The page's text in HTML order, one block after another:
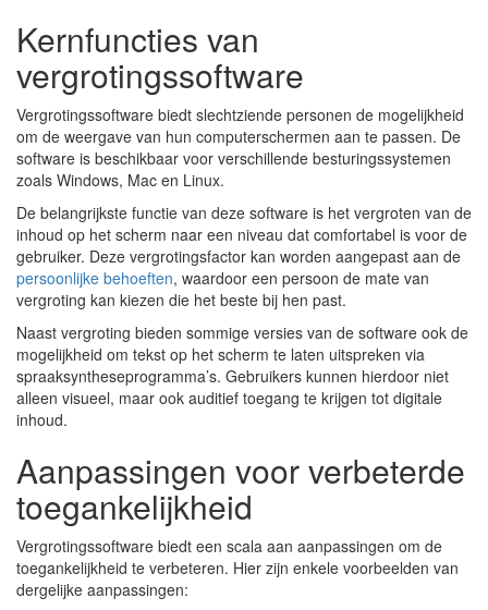
Kernfuncties van
vergrotingssoftware
Vergrotingssoftware biedt slechtziende personen de mogelijkheid
om de weergave van hun computerschermen aan te passen. De
software is beschikbaar voor verschillende besturingssystemen
zoals Windows, Mac en Linux.
De belangrijkste functie van deze software is het vergroten van de
inhoud op het scherm naar een niveau dat comfortabel is voor de
gebruiker. Deze vergrotingsfactor kan worden aangepast aan de
persoonlijke behoeften, waardoor een persoon de mate van
vergroting kan kiezen die het beste bij hen past.
Naast vergroting bieden sommige versies van de software ook de
mogelijkheid om tekst op het scherm te laten uitspreken via
spraaksyntheseprogramma’s. Gebruikers kunnen hierdoor niet
alleen visueel, maar ook auditief toegang te krijgen tot digitale
inhoud.
Aanpassingen voor verbeterde
toegankelijkheid
Vergrotingssoftware biedt een scala aan aanpassingen om de
toegankelijkheid te verbeteren. Hier zijn enkele voorbeelden van
dergelijke aanpassingen: